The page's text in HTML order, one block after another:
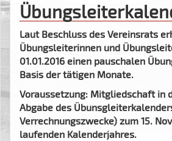
Laut Beschluss des Vereinsrats
Übungsleiterinnen und
01.01.2016 einen pauschalen
Basis der tätigen Monate.
Voraussetzung: Mitgliedschaft in
Abgabe des
Verrechnungszwecke) zum 15.
laufenden Kalenderjahres.